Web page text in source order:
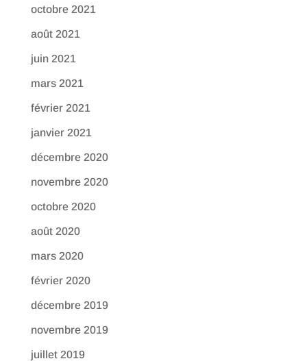
octobre 2021
août 2021
juin 2021
mars 2021
février 2021
janvier 2021
décembre 2020
novembre 2020
octobre 2020
août 2020
mars 2020
février 2020
décembre 2019
novembre 2019
juillet 2019